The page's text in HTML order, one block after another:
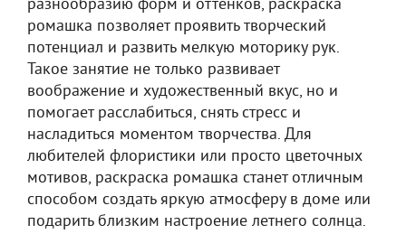
разнообразию форм и оттенков, раскраска
ромашка позволяет проявить творческий
потенциал и развить мелкую моторику рук.
Такое занятие не только развивает
воображение и художественный вкус, но и
помогает расслабиться, снять стресс и
насладиться моментом творчества. Для
любителей флористики или просто цветочных
мотивов, раскраска ромашка станет отличным
способом создать яркую атмосферу в доме или
подарить близким настроение летнего солнца.